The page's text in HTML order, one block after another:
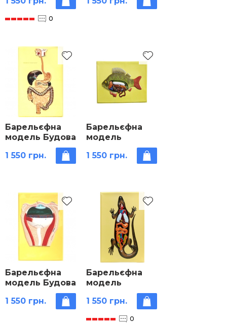
0
будова
Барельєфна
модель Будова
системи
1 550 грн.
Барельєфна
модель
«Внутрішня
будова риби»
1 550 грн.
Барельєфна
модель Будова
ока людини
1 550 грн.
Барельєфна
модель
«Внутрішня
будова
ящірки»
1 550 грн.
0